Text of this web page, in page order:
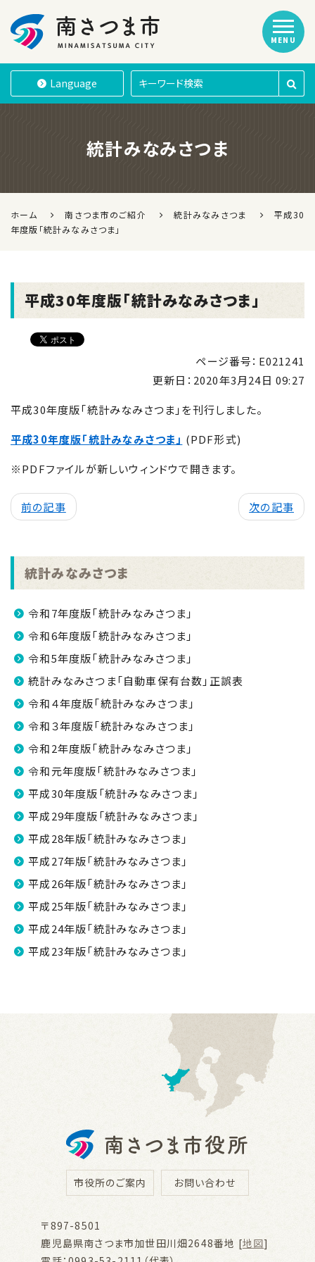
南さつま市
Language
MENU
統計みなみさつま
ホーム 南さつま市のご紹介 統計みなみさつま
平成30
年度版「統計みなみさつま」
平成30年度版「統計みなみさつま」
ページ番号：E021241
更新日： 2020年3月24日 09:27
平成30年度版「統計みなみさつま」を刊行しました。
平成30年度版「統計みなみさつま」 (PDF形式)
※PDFファイルが新しいウィンドウで開きます。
前の記事 次の記事
統計みなみさつま
令和7年度版「統計みなみさつま」
令和6年度版「統計みなみさつま」
令和5年度版「統計みなみさつま」
統計みなみさつま「自動車保有台数」正誤表
令和４年度版「統計みなみさつま」
令和３年度版「統計みなみさつま」
令和2年度版「統計みなみさつま」
令和元年度版「統計みなみさつま」
平成30年度版「統計みなみさつま」
平成29年度版「統計みなみさつま」
平成28年版「統計みなみさつま」
平成27年版「統計みなみさつま」
平成26年版「統計みなみさつま」
平成25年版「統計みなみさつま」
平成24年版「統計みなみさつま」
平成23年版「統計みなみさつま」
市役所のご案内 お問い合わせ
〒897-8501
鹿児島県南さつま市加世田川畑2648番地 [地図]